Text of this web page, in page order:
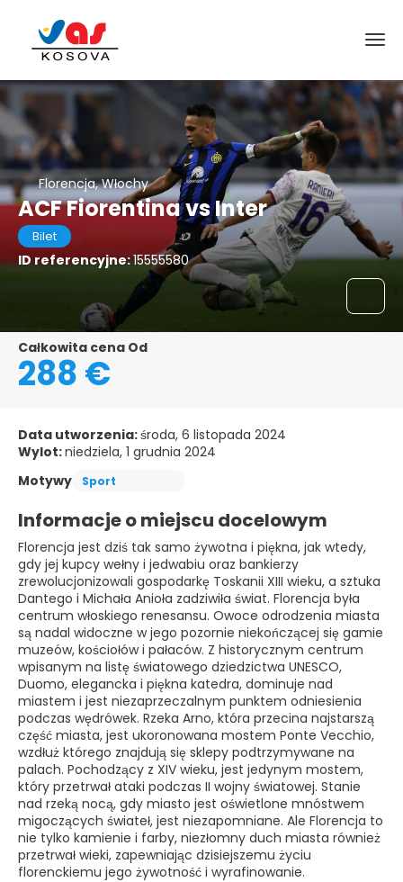
Florencja, Włochy
ACF Fiorentina vs Inter
Bilet
ID referencyjne:15555580
Całkowita cena Od
288 €
Data utworzenia:środa, 6 listopada 2024
Wylot:niedziela, 1 grudnia 2024
Motywy
Sport
Informacje o miejscu docelowym
Florencja jest dziś tak samo żywotna i piękna, jak wtedy,
gdy jej kupcy wełny i jedwabiu oraz bankierzy
zrewolucjonizowali gospodarkę Toskanii XIII wieku, a sztuka
Dantego i Michała Anioła zadziwiła świat. Florencja była
centrum włoskiego renesansu. Owoce odrodzenia miasta
są nadal widoczne w jego pozornie niekończącej się gamie
muzeów, kościołów i pałaców. Z historycznym centrum
wpisanym na listę światowego dziedzictwa UNESCO,
Duomo, elegancka i piękna katedra, dominuje nad
miastem i jest niezaprzeczalnym punktem odniesienia
podczas wędrówek. Rzeka Arno, która przecina najstarszą
część miasta, jest ukoronowana mostem Ponte Vecchio,
wzdłuż którego znajdują się sklepy podtrzymywane na
palach. Pochodzący z XIV wieku, jest jedynym mostem,
który przetrwał ataki podczas II wojny światowej. Stanie
nad rzeką nocą, gdy miasto jest oświetlone mnóstwem
migoczących świateł, jest niezapomniane. Ale Florencja to
nie tylko kamienie i farby, niezłomny duch miasta również
przetrwał wieki, zapewniając dzisiejszemu życiu
florenckiemu jego żywotność i wyrafinowanie.